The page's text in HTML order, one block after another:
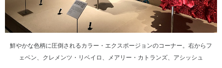
鮮やかな色柄に圧倒されるカラー・エクスポージョンのコーナー。右からフ
ェベン、クレメンツ・リベイロ、メアリー・カトランズ、アシッシュ